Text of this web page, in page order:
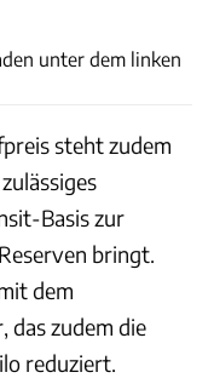
unter dem linken
steht zudem
Basis zur
bringt.
dem
zudem die
reduziert.